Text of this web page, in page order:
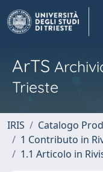
ArTS
Trieste
IRIS
Catalogo
1 Contributo in
1.1 Articolo in